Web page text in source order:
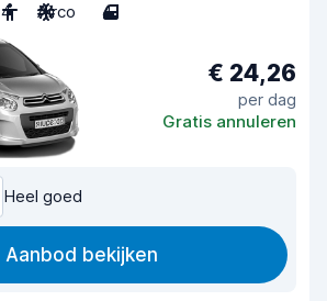
4 Airco 4
€ 24,26
per dag
Gratis annuleren
Heel goed
Aanbod bekijken